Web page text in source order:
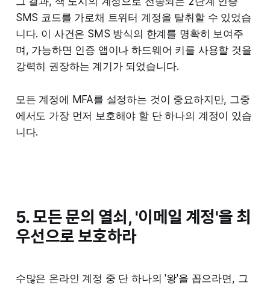
SMS 코드를 가로채 트위터 계정을 탈취할 수 있었습
니다. 이 사건은 SMS 방식의 한계를 명확히 보여주
며, 가능하면 인증 앱이나 하드웨어 키를 사용할 것을
강력히 권장하는 계기가 되었습니다.
모든 계정에 MFA를 설정하는 것이 중요하지만, 그중
에서도 가장 먼저 보호해야 할 단 하나의 계정이 있습
니다.
5. 모든 문의 열쇠, '이메일 계정'을 최
우선으로 보호하라
수많은 온라인 계정 중 단 하나의 '왕'을 꼽으라면, 그